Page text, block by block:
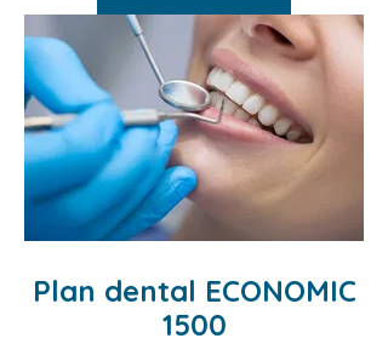
Plan dental ECONOMIC
1500